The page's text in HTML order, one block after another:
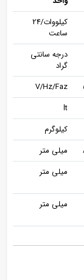
کیلووات/24
ساعت
درجه سانتی
گراد
V/Hz/Faz
lt
کیلوگرم
میلی متر
میلی متر
میلی متر